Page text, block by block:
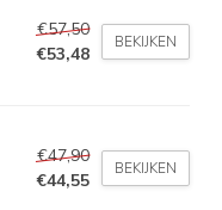
€57,50
€53,48
BEKIJKEN
€47,90
€44,55
BEKIJKEN